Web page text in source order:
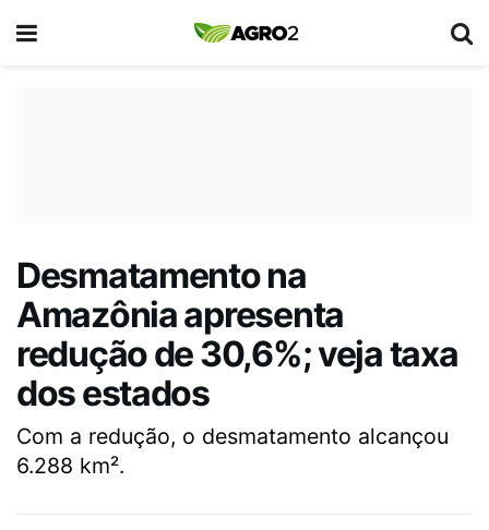
Desmatamento na
Amazônia apresenta
redução de 30,6%; veja taxa
dos estados
Com a redução, o desmatamento alcançou
6.288 km².